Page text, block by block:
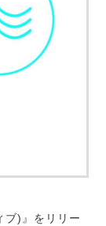
ブ)』をリリー